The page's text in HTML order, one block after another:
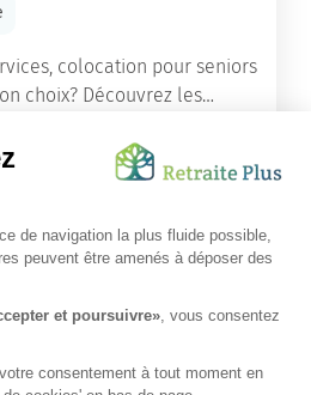
colocation pour seniors
les
l'article
aide de nos équipes ?
& disponibilités